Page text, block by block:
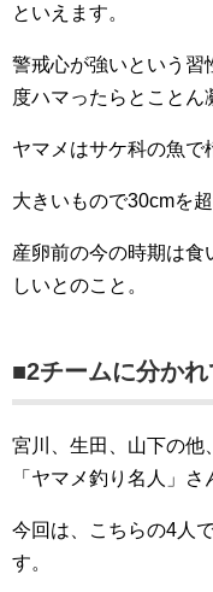
といえます。
警戒心が強いという習
度ハマったらとことん
ヤマメはサケ科の魚で
大きいもので30cmを
産卵前の今の時期は食
しいとのこと。
■2チームに分かれ
宮川、生田、山下の他
「ヤマメ釣り名人」
今回は、こちらの4人
す。